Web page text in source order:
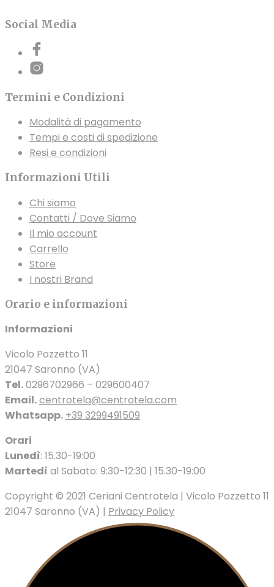
Social Media
Termini e Condizioni
Modalità di pagamento
Tempi e costi di spedizione
Resi e condizioni
Informazioni Utili
Chi siamo
Contatti / Dove Siamo
Il mio account
Carrello
Store
I nostri Brand
Orario e informazioni
Informazioni
Vicolo Pozzetto 11
21047 Saronno (VA)
Tel.0296702966 – 029600407
Email.centrotela@centrotela.com
Whatsapp. +39 3299491509
Orari
Lunedì: 15.30-19:00
Martedì al Sabato: 9:30-12:30 | 15.30-19:00
Copyright © 2021 Ceriani Centrotela | Vicolo Pozzetto 11
21047 Saronno (VA) | Privacy Policy